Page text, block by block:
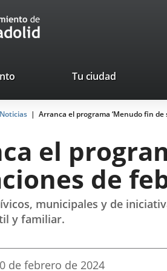
Tu ciudad
Noticias Arranca el programa ‘Menudo fin
el
de
municipales y de
y familiar.
de febrero de 2024